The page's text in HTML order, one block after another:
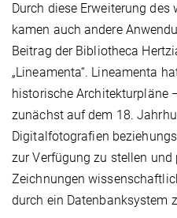
Durch diese Erweiterung
kamen auch andere
Beitrag der Bibliotheca
„Lineamenta“. Lineamenta
historische Architekturpläne
zunächst auf dem 18.
Digitalfotografien
zur Verfügung zu stellen
Zeichnungen
durch ein Datenbanksystem